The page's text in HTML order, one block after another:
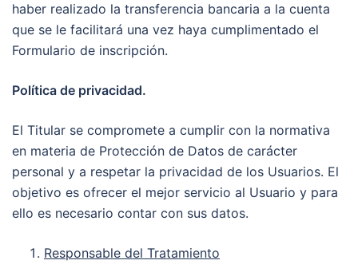
haber realizado la transferencia bancaria a la cuenta
que se le facilitará una vez haya cumplimentado el
Formulario de inscripción.
Política de privacidad.
El Titular se compromete a cumplir con la normativa
en materia de Protección de Datos de carácter
personal y a respetar la privacidad de los Usuarios. El
objetivo es ofrecer el mejor servicio al Usuario y para
ello es necesario contar con sus datos.
Responsable del Tratamiento